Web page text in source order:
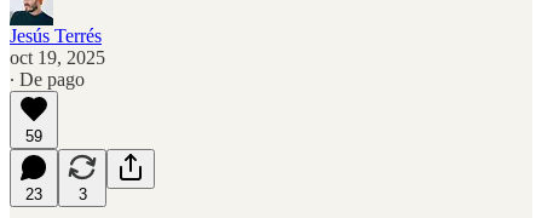
Jesús Terrés
oct 19, 2025
∙ De pago
59
23 3